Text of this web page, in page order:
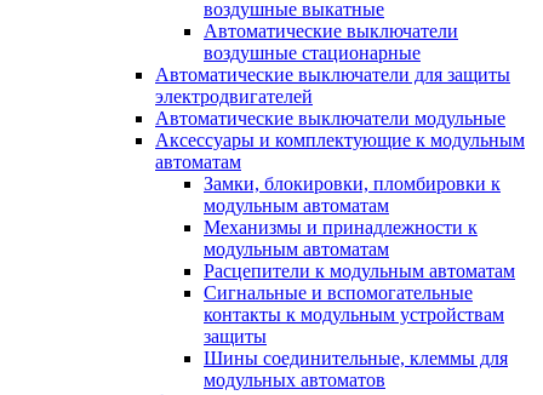
воздушные выкатные
Автоматические выключатели
воздушные стационарные
Автоматические выключатели для защиты
электродвигателей
Автоматические выключатели модульные
Аксессуары и комплектующие к модульным
автоматам
Замки, блокировки, пломбировки к
модульным автоматам
Механизмы и принадлежности к
модульным автоматам
Расцепители к модульным автоматам
Сигнальные и вспомогательные
контакты к модульным устройствам
защиты
Шины соединительные, клеммы для
модульных автоматов